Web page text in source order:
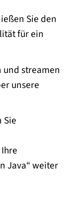
Sie den
für ein
und streamen
unsere
Sie
Java“ weiter